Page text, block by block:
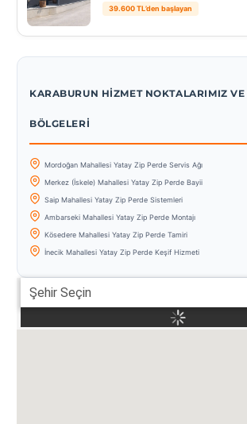
39.600 TL’den başlayan
KARABURUN HIZMET NOKTALARIMIZ VE
BÖLGELERI
Mordoğan Mahallesi Yatay Zip Perde Servis Ağı
Merkez (İskele) Mahallesi Yatay Zip Perde Bayii
Saip Mahallesi Yatay Zip Perde Sistemleri
Ambarseki Mahallesi Yatay Zip Perde Montajı
Kösedere Mahallesi Yatay Zip Perde Tamiri
İnecik Mahallesi Yatay Zip Perde Keşif Hizmeti
Şehir Seçin